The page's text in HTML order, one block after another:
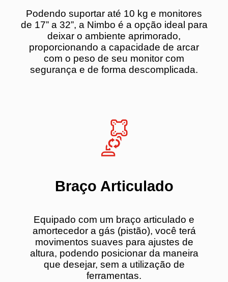
Podendo suportar até 10 kg e monitores
de 17” a 32”, a Nimbo é a opção ideal para
deixar o ambiente aprimorado,
proporcionando a capacidade de arcar
com o peso de seu monitor com
segurança e de forma descomplicada.
Braço Articulado
Equipado com um braço articulado e
amortecedor a gás (pistão), você terá
movimentos suaves para ajustes de
altura, podendo posicionar da maneira
que desejar, sem a utilização de
ferramentas.